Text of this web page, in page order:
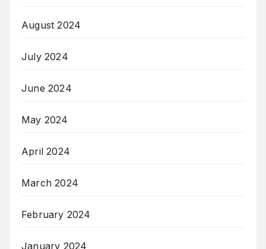
August 2024
July 2024
June 2024
May 2024
April 2024
March 2024
February 2024
January 2024